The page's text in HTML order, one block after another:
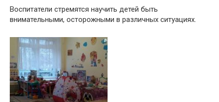
Воспитатели стремятся научить детей быть
внимательными, осторожными в различных ситуациях.